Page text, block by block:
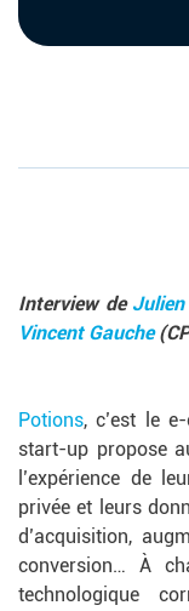
Interview de
Vincent Gauche
Potions, c’est le
start-up propose
l’expérience de
privée et leurs
d’acquisition,
conversion… À
technologique